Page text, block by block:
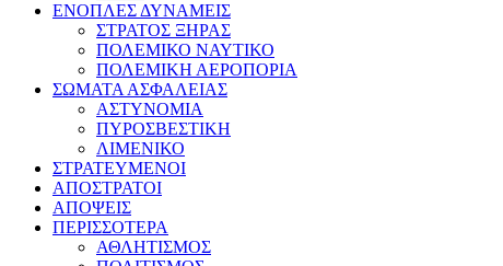
ΕΝΟΠΛΕΣ ΔΥΝΑΜΕΙΣ
ΣΤΡΑΤΟΣ ΞΗΡΑΣ
ΠΟΛΕΜΙΚΟ ΝΑΥΤΙΚΟ
ΠΟΛΕΜΙΚΗ ΑΕΡΟΠΟΡΙΑ
ΣΩΜΑΤΑ ΑΣΦΑΛΕΙΑΣ
ΑΣΤΥΝΟΜΙΑ
ΠΥΡΟΣΒΕΣΤΙΚΗ
ΛΙΜΕΝΙΚΟ
ΣΤΡΑΤΕΥΜΕΝΟΙ
ΑΠΟΣΤΡΑΤΟΙ
ΑΠΟΨΕΙΣ
ΠΕΡΙΣΣΟΤΕΡΑ
ΑΘΛΗΤΙΣΜΟΣ